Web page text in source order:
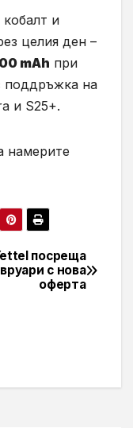
и
целия ден –
mAh при
поддръжка на
и S25+.
намерите
посреща
с нова
оферта